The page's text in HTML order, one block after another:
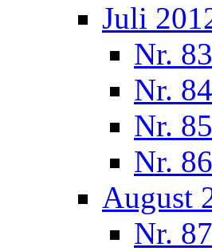
Juli
Nr.
Nr.
Nr.
Nr.
August
Nr.